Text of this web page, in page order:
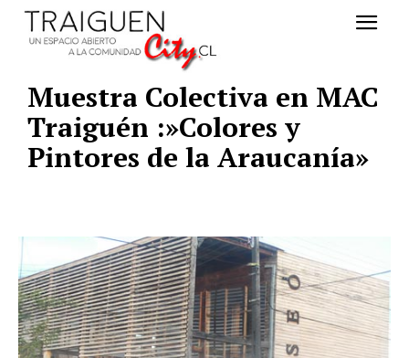
Muestra Colectiva en MAC
Traiguén :»Colores y
Pintores de la Araucanía»